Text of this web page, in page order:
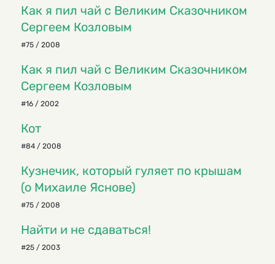
Как я пил чай с Великим Сказочником
Сергеем Козловым
#75 / 2008
Как я пил чай с Великим Сказочником
Сергеем Козловым
#16 / 2002
Кот
#84 / 2008
Кузнечик, который гуляет по крышам
(о Михаиле Яснове)
#75 / 2008
Найти и не сдаваться!
#25 / 2003